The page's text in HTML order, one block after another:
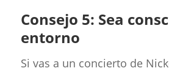
Consejo 5: Sea
entorno
Si vas a un concierto de